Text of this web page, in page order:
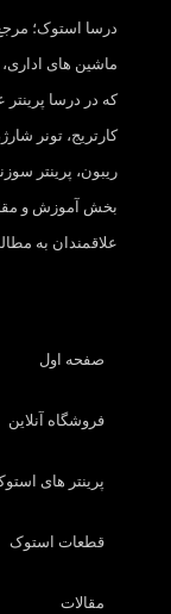
درسا استوک؛
ماشین های
که در درسا
کارتریج، تونر
ریبون، پرینتر
بخش آموزش و
علاقمندان به
صفحه اول
فروشگاه آنلاین
پرینتر های
قطعات استوک
مقالات